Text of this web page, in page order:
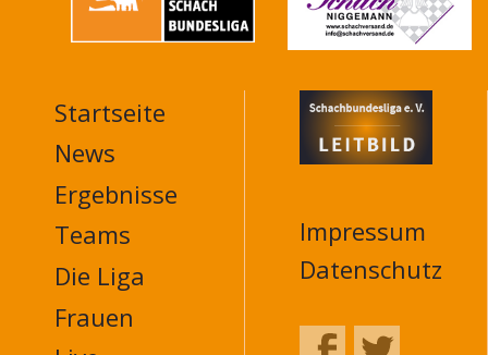
MAIN
NAVIGATION
FOOTER
Startseite
News
Ergebnisse
Teams
Die Liga
Frauen
Impressum
Datenschutz